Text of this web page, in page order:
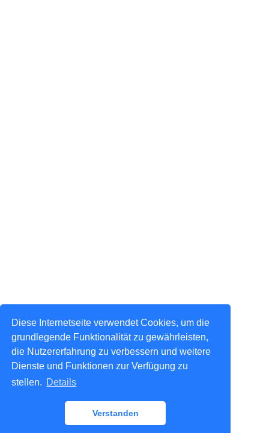
Diese Internetseite verwendet Cookies, um die
grundlegende Funktionalität zu gewährleisten,
die Nutzererfahrung zu verbessern und weitere
Dienste und Funktionen zur Verfügung zu
stellen. Details
Verstanden